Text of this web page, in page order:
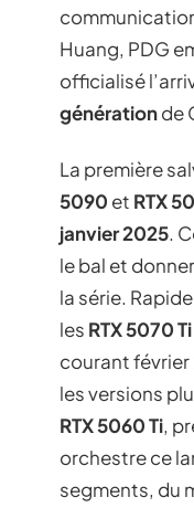
Huang, PDG
officialisé
générationde
La première
5090 et RTX
janvier 2025.
le bal et
la série.
les RTX 5070 Ti
courant février
les versions
RTX 5060 Ti,
orchestre ce
segments, du